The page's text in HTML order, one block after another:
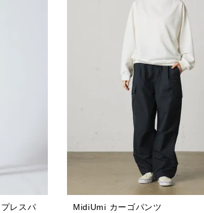
レスパ
MidiUmi カーゴパンツ